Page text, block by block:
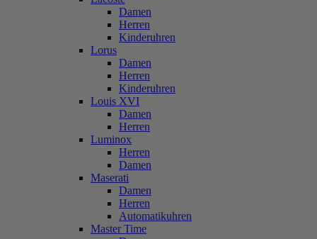
Damen
Herren
Kinderuhren
Lorus
Damen
Herren
Kinderuhren
Louis XVI
Damen
Herren
Luminox
Herren
Damen
Maserati
Damen
Herren
Automatikuhren
Master Time